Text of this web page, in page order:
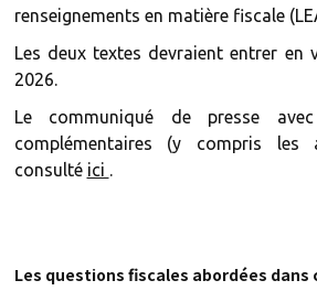
renseignements en matière fiscale
Les deux textes devraient entrer en
2026.
Le communiqué de presse
complémentaires (y compris les
consulté ici .
Les questions fiscales abordées dans